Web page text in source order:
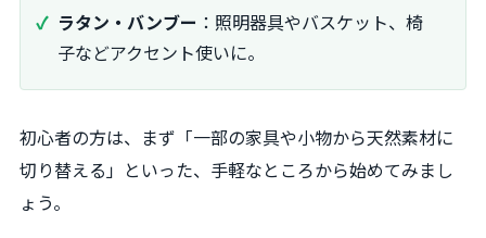
ラタン・バンブー ：照明器具やバスケット、椅
子などアクセント使いに。
初心者の方は、まず「一部の家具や小物から天然素材に
切り替える」といった、手軽なところから始めてみまし
ょう。